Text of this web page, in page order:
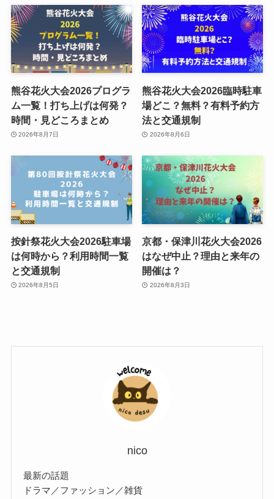
熊谷花火大会2026プログラ
ム一覧！打ち上げは何発？
時間・見どころまとめ
2026年8月7日
熊谷花火大会2026臨時駐車
場どこ？無料？有料予約方
法と交通規制
2026年8月6日
按針祭花火大会2026駐車場
は何時から？利用時間一覧
と交通規制
2026年8月5日
京都・保津川花火大会2026
はなぜ中止？理由と来年の
開催は？
2026年8月3日
nico
最新の話題
ドラマ／ファッション／雑貨